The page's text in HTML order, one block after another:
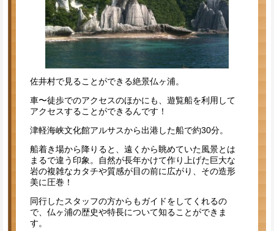
佐井村で見ることができる絶景仏ヶ浦。
車〜徒歩でのアクセスのほかにも、遊覧船を利用して
アクセスすることができるんです！
津軽海峡文化館アルサスから出港した船で約30分。
船着き場から降りると、遠くから眺めていた風景とは
まるで違う印象。自然が長年かけて作り上げた巨大な
岩の複雑なカタチや質感が目の前に広がり、その造形
美に圧巻！
同行したスタッフの方からもガイドをしてくれるの
で、仏ヶ浦の歴史や特長について知ることができま
す。